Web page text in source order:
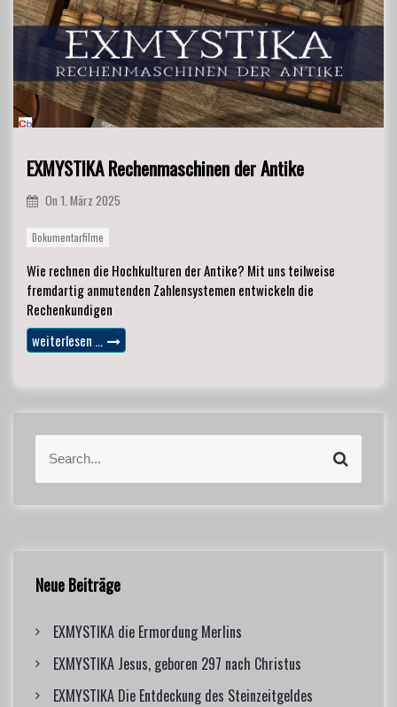
EXMYSTIKA Rechenmaschinen der Antike
On 1. März 2025
Dokumentarfilme
Wie rechnen die Hochkulturen der Antike? Mit uns teilweise
fremdartig anmutenden Zahlensystemen entwickeln die
Rechenkundigen
weiterlesen …
a
r
o
:
S
r
Neue Beiträge
EXMYSTIKA die Ermordung Merlins
EXMYSTIKA Jesus, geboren 297 nach Christus
EXMYSTIKA Die Entdeckung des Steinzeitgeldes